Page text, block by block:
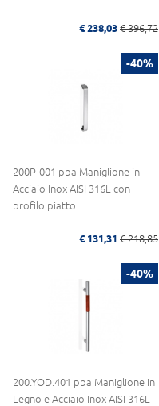
€ 238,03 € 396,72
-40%
200P-001 pba Maniglione in
Acciaio Inox AISI 316L con
profilo piatto
€ 131,31 € 218,85
-40%
200.YOD.401 pba Maniglione in
Legno e Acciaio Inox AISI 316L